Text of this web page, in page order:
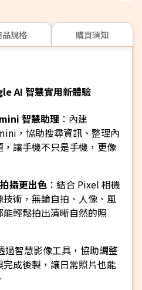
品規格 購買須知
AI 智慧實用新體驗
智慧助理 ：內建
，協助搜尋資訊、整理內
讓手機不只是手機，更像
攝更出色 ：結合 Pixel 相機
術，無論自拍、人像、風
輕鬆拍出清晰自然的照
過智慧影像工具，協助調整
成後製，讓日常照片也能